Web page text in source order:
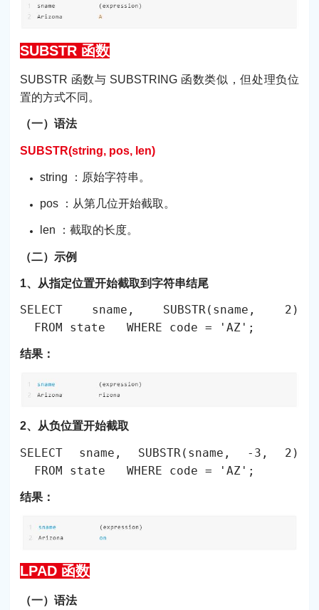
SUBSTR 函数
SUBSTR 函数与 SUBSTRING 函数类似，但处理负位
置的方式不同。
（一）语法
SUBSTR(string, pos, len)
string ：原始字符串。
pos ：从第几位开始截取。
len ：截取的长度。
（二）示例
1、从指定位置开始截取到字符串结尾
SELECT sname, SUBSTR(sname, 2)
FROM state WHERE code = 'AZ';
结果：
2、从负位置开始截取
SELECT sname, SUBSTR(sname, -3, 2)
FROM state WHERE code = 'AZ';
结果：
LPAD 函数
（一）语法